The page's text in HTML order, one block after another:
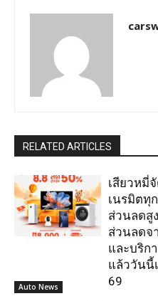
RELATED ARTICLES
Auto News
เสียวหมี่
เนรมิตทุ
ส่วนลดสู
ส่วนลดจ
และบริก
แล้ววันนี้
69